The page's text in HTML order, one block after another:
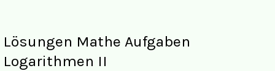
Lösungen Mathe Aufgaben
Logarithmen II